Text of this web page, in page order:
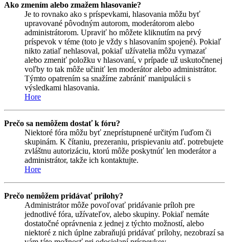
Ako zmením alebo zmažem hlasovanie?
Je to rovnako ako s príspevkami, hlasovania môžu byť
upravované pôvodným autorom, moderátorom alebo
administrátorom. Upraviť ho môžete kliknutím na prvý
príspevok v téme (toto je vždy s hlasovaním spojené). Pokiaľ
nikto zatiaľ nehlasoval, pokiaľ užívatelia môžu vymazať
alebo zmeniť položku v hlasovaní, v prípade už uskutočnenej
voľby to tak môže učiniť len moderátor alebo administrátor.
Týmto opatrením sa snažíme zabrániť manipulácii s
výsledkami hlasovania.
Hore
Prečo sa nemôžem dostať k fóru?
Niektoré fóra môžu byť zneprístupnené určitým ľuďom či
skupinám. K čítaniu, prezeraniu, prispievaniu atď. potrebujete
zvláštnu autorizáciu, ktorú môže poskytnúť len moderátor a
administrátor, takže ich kontaktujte.
Hore
Prečo nemôžem pridávať prílohy?
Administrátor môže povoľovať pridávanie príloh pre
jednotlivé fóra, užívateľov, alebo skupiny. Pokiaľ nemáte
dostatočné oprávnenia z jednej z týchto možností, alebo
niektoré z nich úplne zabraňujú pridávať prílohy, nezobrazí sa